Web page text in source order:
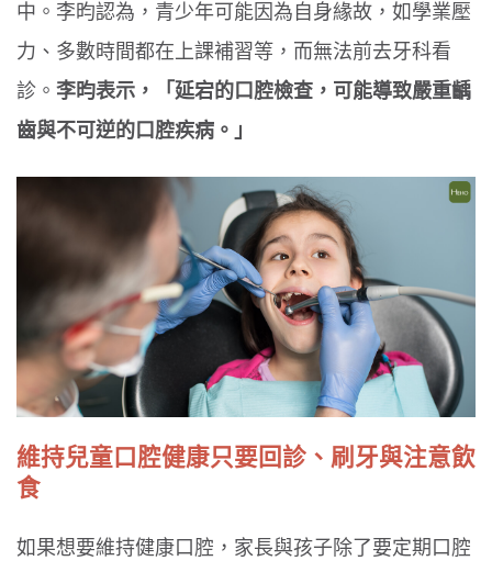
中。李昀認為，青少年可能因為自身緣故，如學業壓
力、多數時間都在上課補習等，而無法前去牙科看
診。 李昀表示，「延宕的口腔檢查，可能導致嚴重齲
齒與不可逆的口腔疾病。」
維持兒童口腔健康只要回診、刷牙與注意飲
食
如果想要維持健康口腔，家長與孩子除了要定期口腔